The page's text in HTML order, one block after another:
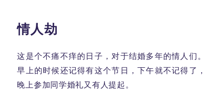
情人劫
这是个不痛不痒的日子，对于结婚多年的情人们。
早上的时候还记得有这个节日，下午就不记得了，
晚上参加同学婚礼又有人提起。